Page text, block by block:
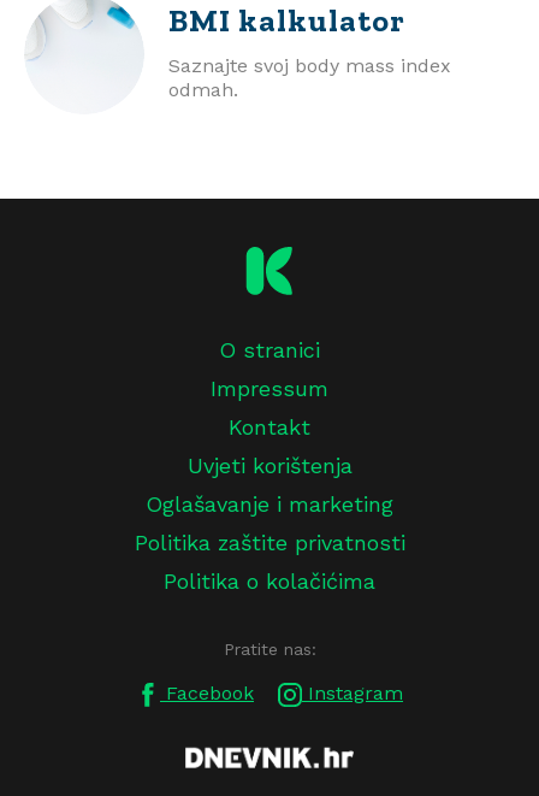
BMI kalkulator
Saznajte svoj body mass index
odmah.
O stranici
Impressum
Kontakt
Uvjeti korištenja
Oglašavanje i marketing
Politika zaštite privatnosti
Politika o kolačićima
Pratite nas:
Facebook Instagram